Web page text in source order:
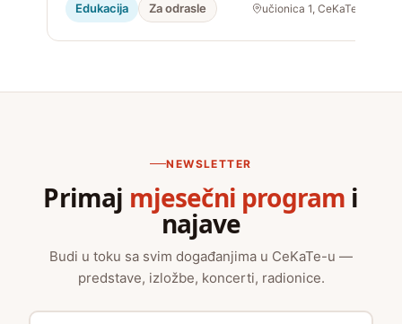
Edukacija Za odrasle učionica 1, CeKaTe
NEWSLETTER
Primaj mjesečni program i
najave
Budi u toku sa svim događanjima u CeKaTe-u —
predstave, izložbe, koncerti, radionice.